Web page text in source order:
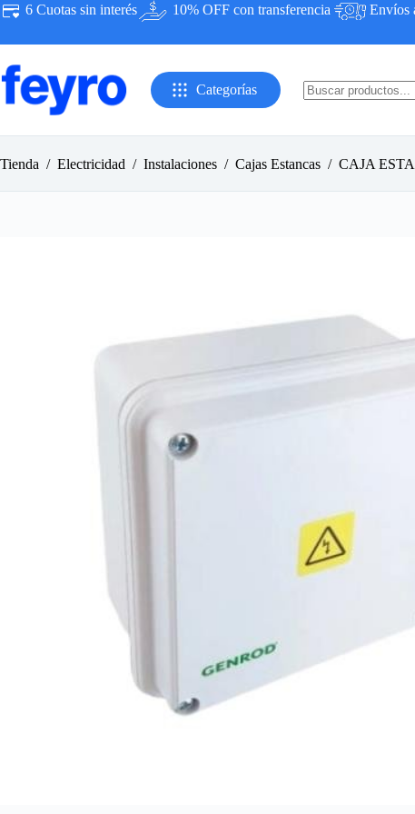
Saltar
al
6 Cuotas sin interés 10% OFF con transferencia Envíos
Categorías
Tienda / Electricidad / Instalaciones / Cajas Estancas / CAJA